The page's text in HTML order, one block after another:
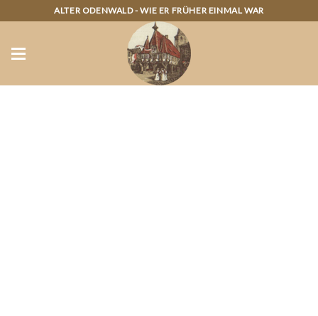
ALTER ODENWALD- WIE ER FRÜHER EINMAL WAR